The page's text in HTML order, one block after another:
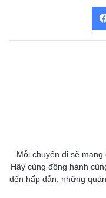
Mỗi chuyến đi sẽ
Hãy cùng đồng hành
đến hấp dẫn, những